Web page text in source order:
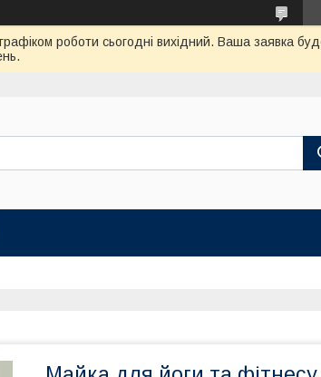
роботи сьогодні вихідний. Ваша заявка